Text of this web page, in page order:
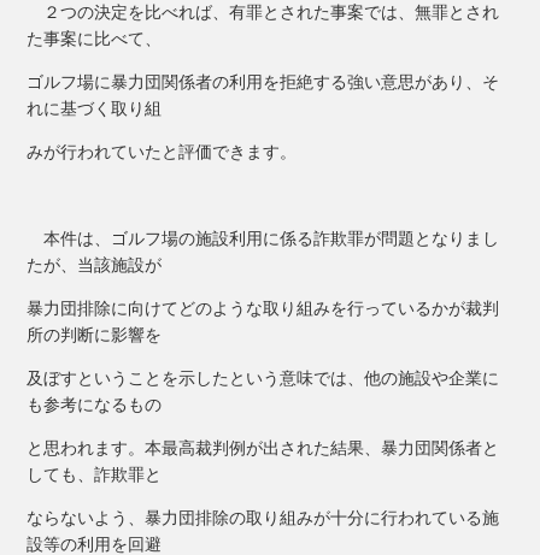
２つの決定を比べれば、有罪とされた事案では、無罪とされ
た事案に比べて、
ゴルフ場に暴力団関係者の利用を拒絶する強い意思があり、そ
れに基づく取り組
みが行われていたと評価できます。
本件は、ゴルフ場の施設利用に係る詐欺罪が問題となりまし
たが、当該施設が
暴力団排除に向けてどのような取り組みを行っているかが裁判
所の判断に影響を
及ぼすということを示したという意味では、他の施設や企業に
も参考になるもの
と思われます。本最高裁判例が出された結果、暴力団関係者と
しても、詐欺罪と
ならないよう、暴力団排除の取り組みが十分に行われている施
設等の利用を回避